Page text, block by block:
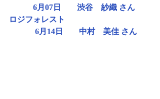
            6月07日　　渋谷　紗織 さん
ロジフォレスト
             6月14日　　中村　美佳 さん